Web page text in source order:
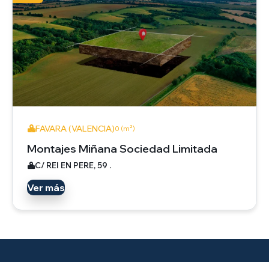
FAVARA (VALENCIA)0 (m²)
Montajes Miñana Sociedad Limitada
C/ REI EN PERE, 59 .
Ver más